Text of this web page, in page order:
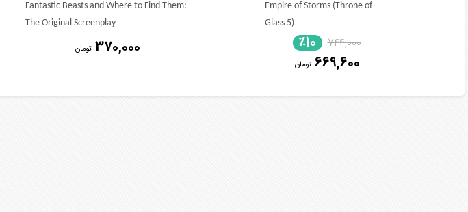
Empire of Storms (Throne of
Glass 5)
744,000
٪10
669,600 تومان
Fantastic Beasts and Where to Find Them:
The Original Screenplay
370,000 تومان